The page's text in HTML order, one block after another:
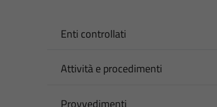
Enti controllati
Attività e procedimenti
Provvedimenti